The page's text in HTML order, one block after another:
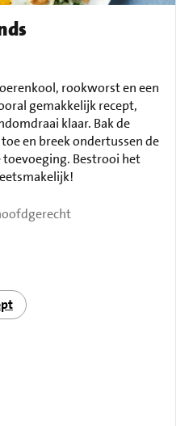
rookworst en een
gemakkelijk recept,
klaar. Bak de
en breek ondertussen de
Bestrooi het